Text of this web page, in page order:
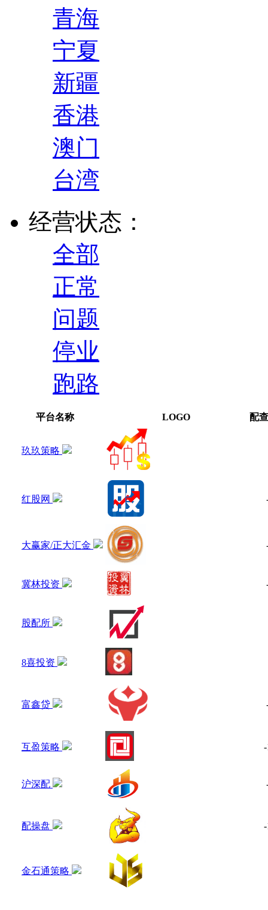
青海
宁夏
新疆
香港
澳门
台湾
经营状态：
全部
正常
问题
停业
跑路
平台名称 LOGO 配
玖玖策略
红股网
大赢家/正大汇金
冀林投资
股配所
8喜投资
富鑫贷
互盈策略
沪深配
配操盘
金石通策略